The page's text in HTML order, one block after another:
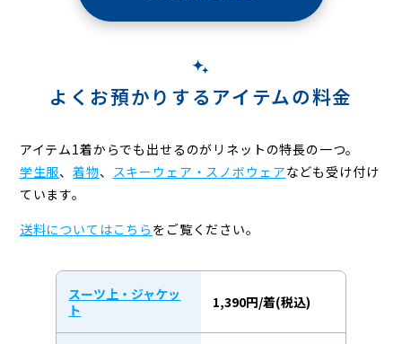
よくお預かりするアイテムの料金
アイテム1着からでも出せるのがリネットの特長の一つ。
学生服、着物、 スキーウェア・スノボウェアなども受け付け
ています。
送料についてはこちら をご覧ください。
スーツ上・ジャケッ
ト
1,390円/着(税込)